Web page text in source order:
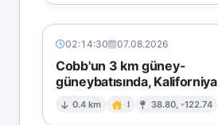
02:14:30 07.08.2026
Cobb'un 3 km güney-
güneybatısında, Kaliforniya
0.4 km I 38.80, -122.74